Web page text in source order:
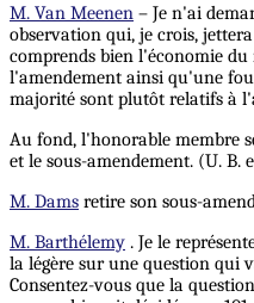
M. Van Meenen – Je n'ai
observation qui, je crois,
comprends bien l'économie du
l'amendement ainsi qu'une
majorité sont plutôt relatifs à
Au fond, l'honorable membre
et le sous-amendement. (U. B.
M. Dams retire son sous-
M. Barthélemy . Je le
la légère sur une question qui
Consentez-vous que la